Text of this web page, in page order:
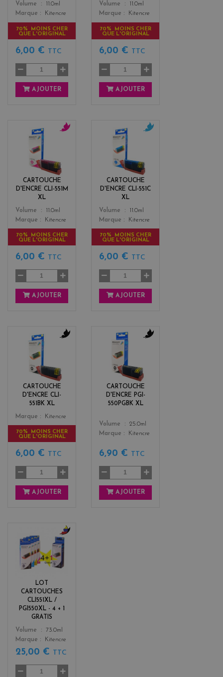
Color
Volume
11.0ml
Marque
Kitencre
70% MOINS CHER
QUE L'ORIGINAL
6,00 € TTC
AJOUTER
Color
Volume
11.0ml
Marque
Kitencre
70% MOINS CHER
QUE L'ORIGINAL
6,00 € TTC
AJOUTER
CARTOUCHE
D'ENCRE CLI-551M
XL
Color
e
n
t
Volume
11.0ml
Marque
Kitencre
70% MOINS CHER
QUE L'ORIGINAL
6,00 € TTC
AJOUTER
CARTOUCHE
D'ENCRE CLI-551C
XL
Color
n
Volume
11.0ml
Marque
Kitencre
70% MOINS CHER
QUE L'ORIGINAL
6,00 € TTC
AJOUTER
CARTOUCHE
D'ENCRE CLI-
551BK XL
Color
c
k
Marque Kitencre
70% MOINS CHER
QUE L'ORIGINAL
6,00 € TTC
AJOUTER
CARTOUCHE
D'ENCRE PGI-
550PGBK XL
Color
c
k
Volume
25.0ml
Marque
Kitencre
6,90 € TTC
AJOUTER
LOT
CARTOUCHES
CLI551XL /
PGI550XL - 4 + 1
GRATIS
Color
b
l
a
c
+
Volume
73.0ml
Marque
Kitencre
25,00 € TTC